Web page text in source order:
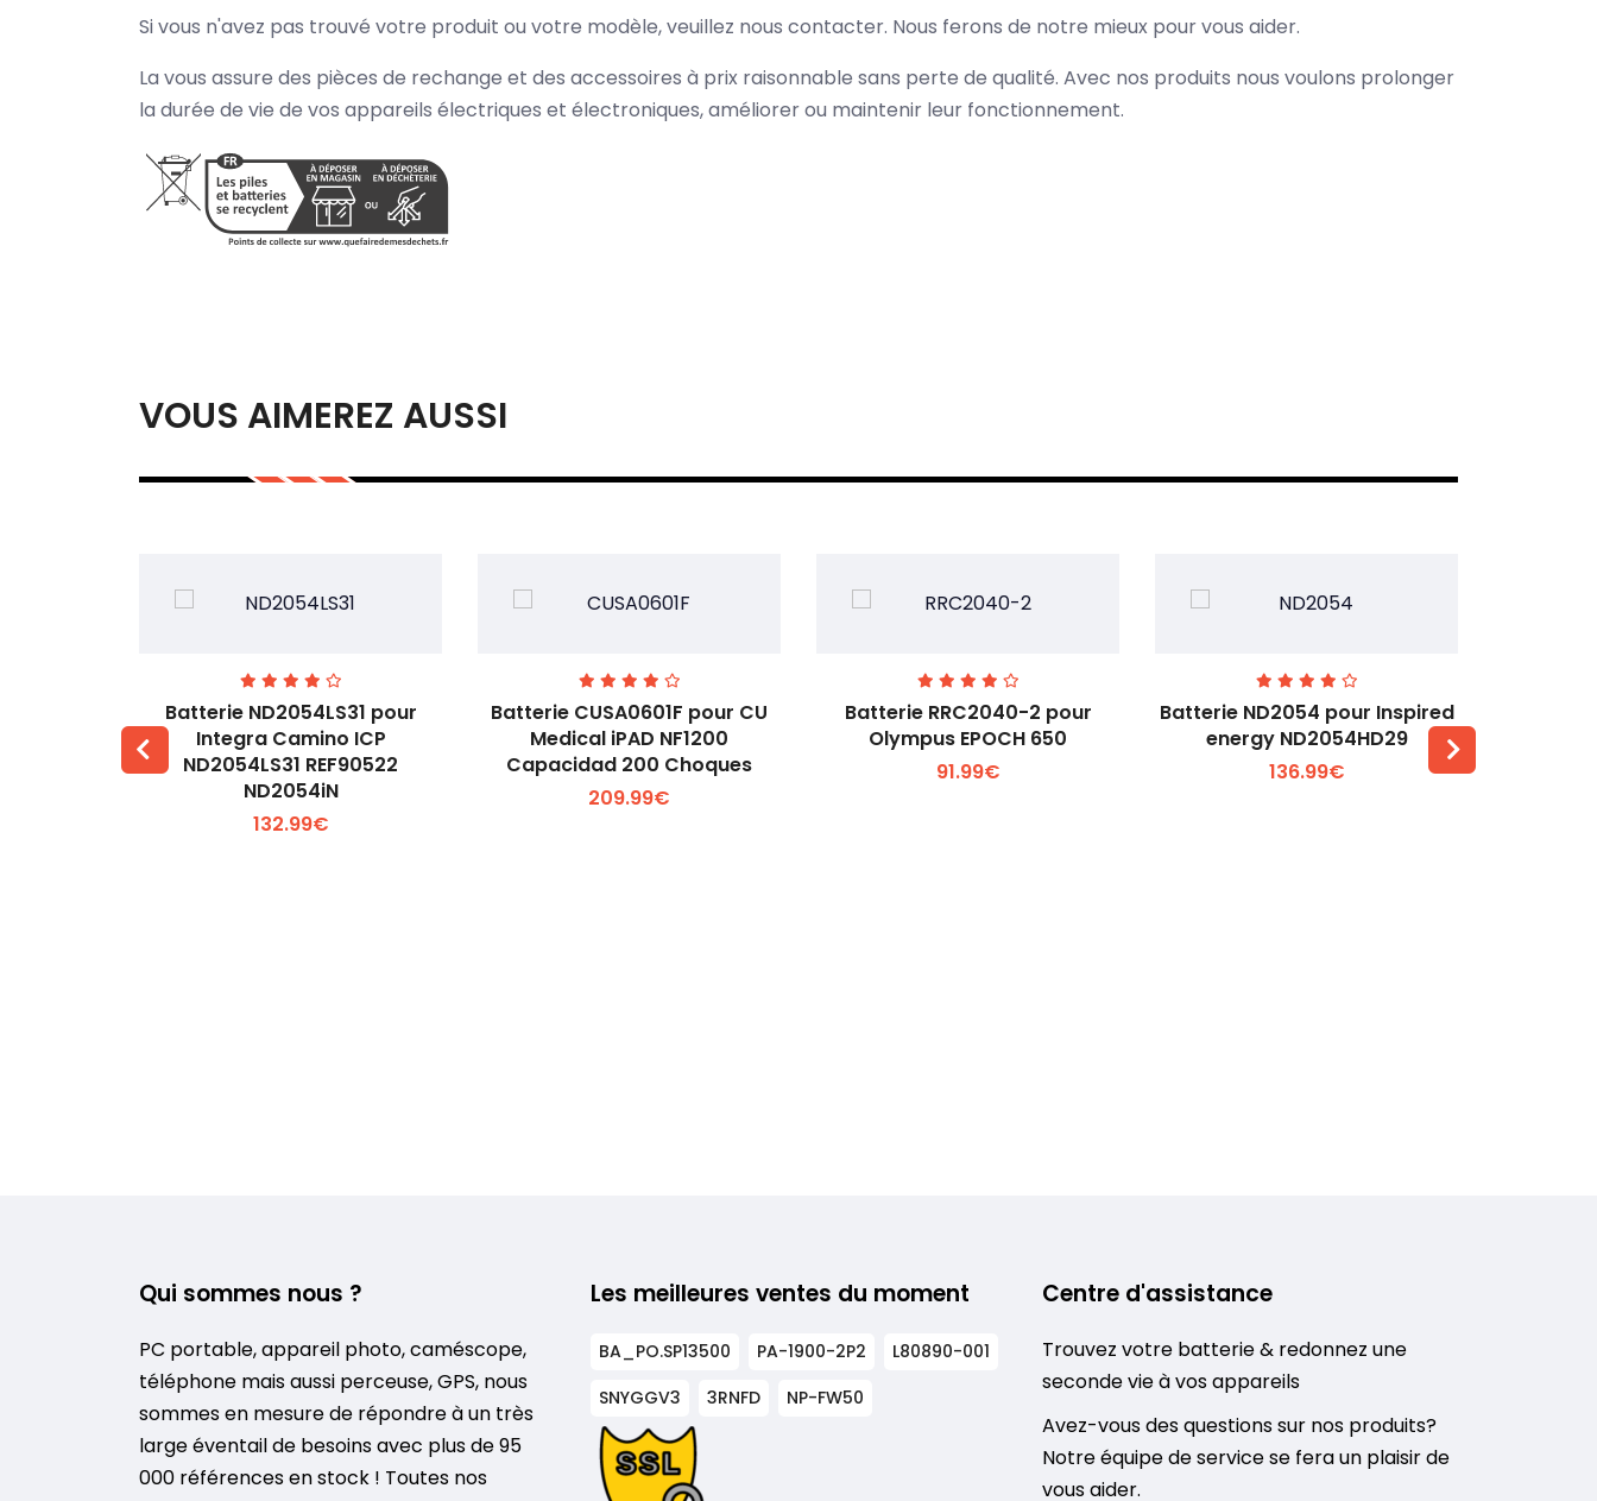
Si vous n'avez pas trouvé votre produit ou votre modèle, veuillez nous contacter. Nous ferons de notre mieux pour vous aider.
La vous assure des pièces de rechange et des accessoires à prix raisonnable sans perte de qualité. Avec nos produits nous voulons prolonger
la durée de vie de vos appareils électriques et électroniques, améliorer ou maintenir leur fonctionnement.
VOUS AIMEREZ AUSSI
Voir plus +
Batterie ND2054LS31 pour
Integra Camino ICP
ND2054LS31 REF90522
ND2054iN
132.99€
Voir plus +
Batterie CUSA0601F pour CU
Medical iPAD NF1200
Capacidad 200 Choques
209.99€
Voir plus +
Batterie RRC2040-2 pour
Olympus EPOCH 650
91.99€
Voir plus +
Batterie ND2054 pour Inspired
energy ND2054HD29
136.99€
Qui sommes nous ?
PC portable, appareil photo, caméscope,
téléphone mais aussi perceuse, GPS, nous
sommes en mesure de répondre à un très
large éventail de besoins avec plus de 95
000 références en stock ! Toutes nos
Les meilleures ventes du moment
BA_PO.SP13500 PA-1900-2P2
L80890-001
SNYGGV3
3RNFD NP-FW50
Centre d'assistance
Trouvez votre batterie & redonnez une
seconde vie à vos appareils
Avez-vous des questions sur nos produits?
Notre équipe de service se fera un plaisir de
vous aider.